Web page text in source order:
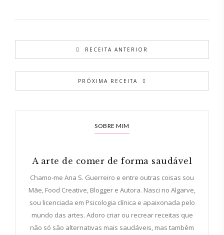
RECEITA ANTERIOR
PRÓXIMA RECEITA
SOBRE MIM
A arte de comer de forma saudável
Chamo-me Ana S. Guerreiro e entre outras coisas sou
Mãe, Food Creative, Blogger e Autora. Nasci no Algarve,
sou licenciada em Psicologia clínica e apaixonada pelo
mundo das artes. Adoro criar ou recrear receitas que
não só são alternativas mais saudáveis, mas também